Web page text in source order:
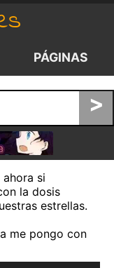
PÁGINAS
>
si
la dosis
estrellas.
me pongo con